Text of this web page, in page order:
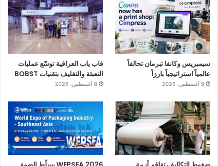
سيمبريس وكانفا تبرمان تحالفاً
عالمياً استراتيجياً بارزاً
9 أغسطس، 2026
فاب ياب العراقية توسّع عمليات
التعبئة والتغليف بتقنيات BOBST
8 أغسطس، 2026